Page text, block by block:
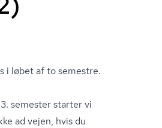
i løbet af to semestre.
semester starter vi
ad vejen, hvis du